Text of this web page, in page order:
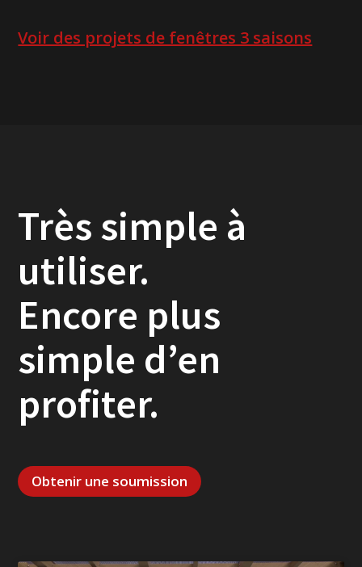
Voir des projets de fenêtres 3 saisons
Très simple à
utiliser.
Encore plus
simple d’en
profiter.
Obtenir une soumission